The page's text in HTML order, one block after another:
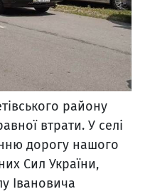
району
втрати. У селі
дорогу нашого
Сил України,
Івановича